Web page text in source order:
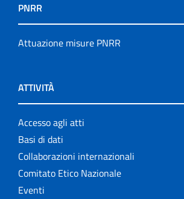
PNRR
Attuazione misure PNRR
ATTIVITÀ
Accesso agli atti
Basi di dati
Collaborazioni internazionali
Comitato Etico Nazionale
Eventi